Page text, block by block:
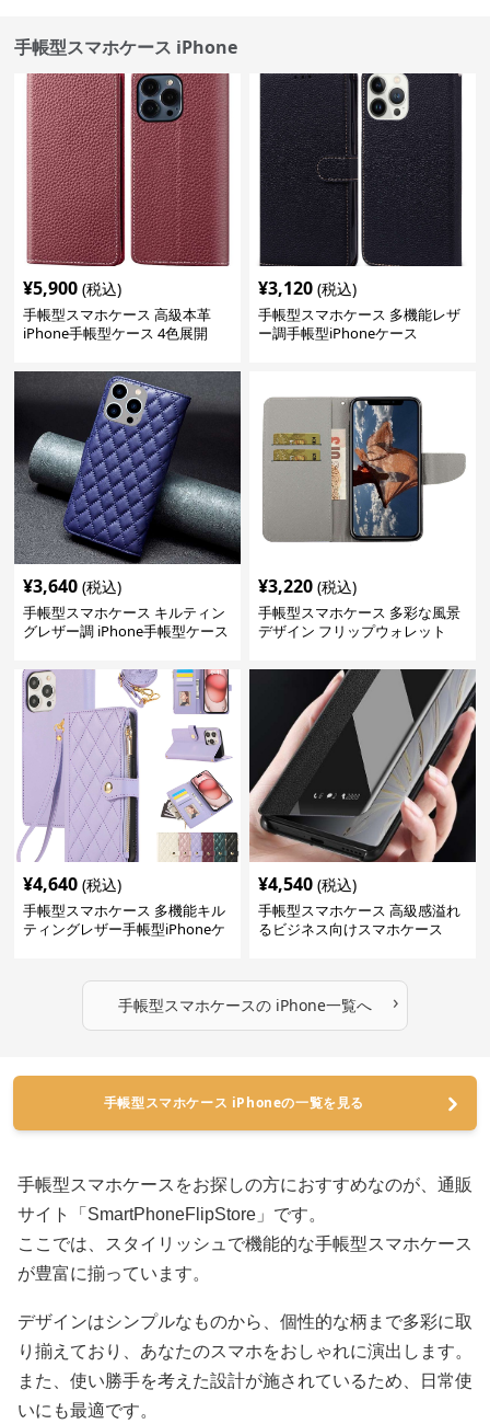
手帳型スマホケース iPhone
¥5,900 (税込)
手帳型スマホケース 高級本革
iPhone手帳型ケース 4色展開
¥3,120 (税込)
手帳型スマホケース 多機能レザ
ー調手帳型iPhoneケース
¥3,640 (税込)
手帳型スマホケース キルティン
グレザー調 iPhone手帳型ケース
¥3,220 (税込)
手帳型スマホケース 多彩な風景
デザイン フリップウォレット
¥4,640 (税込)
手帳型スマホケース 多機能キル
ティングレザー手帳型iPhoneケ
¥4,540 (税込)
手帳型スマホケース 高級感溢れ
るビジネス向けスマホケース
手帳型スマホケースのiPhone一覧へ ›
手帳型スマホケース iPhoneの一覧を見る
手帳型スマホケースをお探しの方におすすめなのが、通販
サイト「SmartPhoneFlipStore」です。
ここでは、スタイリッシュで機能的な手帳型スマホケース
が豊富に揃っています。
デザインはシンプルなものから、個性的な柄まで多彩に取
り揃えており、あなたのスマホをおしゃれに演出します。
また、使い勝手を考えた設計が施されているため、日常使
いにも最適です。